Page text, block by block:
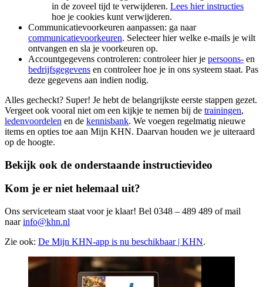
in de zoveel tijd te verwijderen. Lees hier instructies
hoe je cookies kunt verwijderen.
Communicatievoorkeuren aanpassen: ga naar
communicatievoorkeuren. Selecteer hier welke e-mails je wilt
ontvangen en sla je voorkeuren op.
Accountgegevens controleren: controleer hier je persoons- en
bedrijfsgegevens en controleer hoe je in ons systeem staat. Pas
deze gegevens aan indien nodig.
Alles gecheckt? Super! Je hebt de belangrijkste eerste stappen gezet.
Vergeet ook vooral niet om een kijkje te nemen bij de trainingen,
ledenvoordelen en de kennisbank. We voegen regelmatig nieuwe
items en opties toe aan Mijn KHN. Daarvan houden we je uiteraard
op de hoogte.
Bekijk ook de onderstaande instructievideo
Kom je er niet helemaal uit?
Ons serviceteam staat voor je klaar! Bel 0348 – 489 489 of mail
naarinfo@khn.nl
Zie ook: De Mijn KHN-app is nu beschikbaar | KHN.